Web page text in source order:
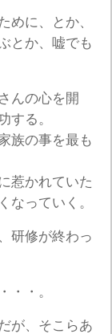
めに、とか、
とか、嘘でも
んの心を開
する。
族の事を最も
惹かれていた
なっていく。
研修が終わっ
・・。
が、そこらあ